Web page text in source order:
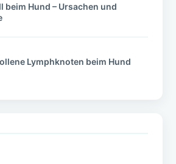
beim Hund – Ursachen und
Lymphknoten beim Hund